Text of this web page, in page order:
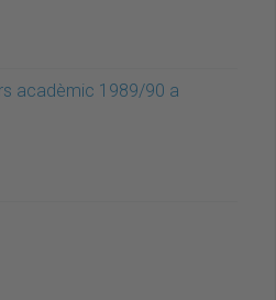
acadèmic 1989/90 a